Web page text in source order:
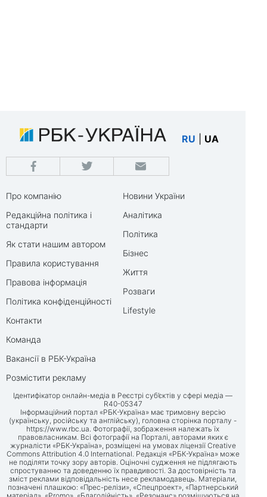
RU UA
Про компанію
Редакційна політика і
стандарти
Як стати нашим автором
Правила користування
Правова інформація
Політика конфіденційності
Контакти
Команда
Вакансії в РБК-Україна
Розмістити рекламу
Новини України
Аналітика
Політика
Бізнес
Життя
Розваги
Lifestyle
Ідентифікатор онлайн-медіа в Реєстрі суб’єктів у сфері медіа —
R40-05347
Інформаційний портал «РБК-Україна» має тримовну версію
(українську, російську та англійську), головна сторінка порталу -
https://www.rbc.ua. Фотографії, зображення належать їх
правовласникам. Всі фотографії на Порталі, авторами яких є
журналісти «РБК-Україна», розміщені на умовах ліцензії Creative
Commons Attribution 4.0 International. Редакція «РБК-Україна» може
не поділяти точку зору авторів. Оціночні судження не підлягають
спростуванню та доведенню їх правдивості. За достовірність та
зміст реклами відповідальність несе рекламодавець. Матеріали,
позначені плашкою: «Прес-релізи», «Спецпроект», «Партнерський